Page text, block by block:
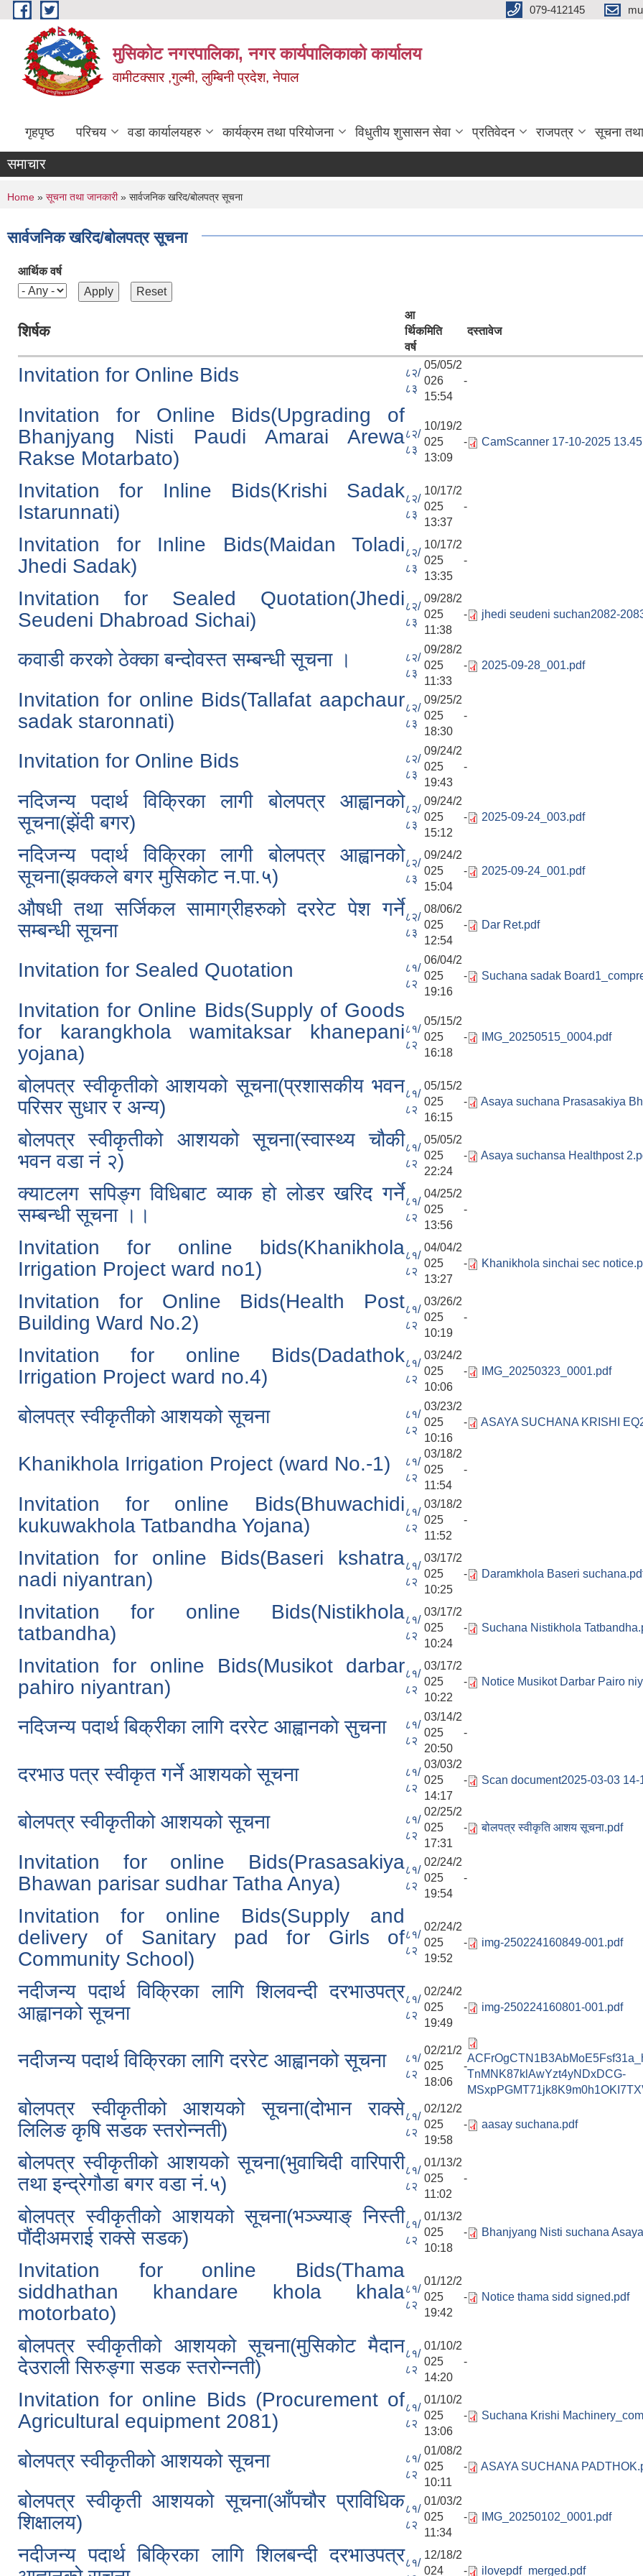
Skip to main content 079-412145
मुसिकोट नगरपालिका, नगर कार्यपालिकाकाे कार्यालय
वामीटक्सार ,गुल्मी, लुम्बिनी प्रदेश, नेपाल
गृहपृष्ठ परिचय वडा कार्यालयहरु कार्यक्रम तथा परियोजना विधुतीय शुसासन सेवा प्रतिवेदन राजपत्र सूचना
समाचार
You are here
Home » सूचना तथा जानकारी» सार्वजनिक खरिद/बोलपत्र सूचना
सार्वजनिक खरिद/बोलपत्र सूचना
आर्थिक वर्ष
शिर्षक
आ
र्थिक
वर्ष
मिति दस्तावेज
Invitation for Online Bids
८२/
८३
05/05/2
026 -
15:54
Invitation for Online Bids(Upgrading of
Bhanjyang Nisti Paudi Amarai Arewa
Rakse Motarbato)
८२/
८३
10/19/2
025 -
13:09
CamScanner 17-10-2025
Invitation for Inline Bids(Krishi Sadak
Istarunnati)
८२/
८३
10/17/2
025 -
13:37
Invitation for Inline Bids(Maidan Toladi
Jhedi Sadak)
८२/
८३
10/17/2
025 -
13:35
Invitation for Sealed Quotation(Jhedi
Seudeni Dhabroad Sichai)
८२/
८३
09/28/2
025 -
11:38
jhedi seudeni suchan2082-
कवाडी करको ठेक्का बन्दोवस्त सम्बन्धी सूचना ।
८२/
८३
09/28/2
025 -
11:33
2025-09-28_001.pdf
Invitation for online Bids(Tallafat aapchaur
sadak staronnati)
८२/
८३
09/25/2
025 -
18:30
Invitation for Online Bids
८२/
८३
09/24/2
025 -
19:43
नदिजन्य पदार्थ विक्रिका लागी बोलपत्र आह्वानको
सूचना(झेंदी बगर)
८२/
८३
09/24/2
025 -
15:12
2025-09-24_003.pdf
नदिजन्य पदार्थ विक्रिका लागी बोलपत्र आह्वानको
सूचना(झक्कले बगर मुसिकोट न.पा.५)
८२/
८३
09/24/2
025 -
15:04
2025-09-24_001.pdf
‌औषधी तथा सर्जिकल सामाग्रीहरुको दररेट पेश गर्ने
सम्बन्धी सूचना
८२/
८३
08/06/2
025 -
12:54
Dar Ret.pdf
Invitation for Sealed Quotation
८१/
८२
06/04/2
025 -
19:16
Suchana sadak
Invitation for Online Bids(Supply of Goods
for karangkhola wamitaksar khanepani
yojana)
८१/
८२
05/15/2
025 -
16:18
IMG_20250515_0004.pdf
बोलपत्र स्वीकृतीको आशयको सूचना(प्रशासकीय भवन
परिसर सुधार र अन्य)
८१/
८२
05/15/2
025 -
16:15
Asaya suchana Prasasakiya
बोलपत्र स्वीकृतीको आशयको सूचना(स्वास्थ्य चौकी
भवन वडा नं २)
८१/
८२
05/05/2
025 -
22:24
Asaya suchansa Healthpost
क्याटलग सपिङ्ग विधिबाट व्याक हो लोडर खरिद गर्ने
सम्बन्धी सूचना ।।
८१/
८२
04/25/2
025 -
13:56
Invitation for online bids(Khanikhola
Irrigation Project ward no1)
८१/
८२
04/04/2
025 -
13:27
Khanikhola sinchai sec
Invitation for Online Bids(Health Post
Building Ward No.2)
८१/
८२
03/26/2
025 -
10:19
Invitation for online Bids(Dadathok
Irrigation Project ward no.4)
८१/
८२
03/24/2
025 -
10:06
IMG_20250323_0001.pdf
बोलपत्र स्वीकृतीको आशयको सूचना
८१/
८२
03/23/2
025 -
10:16
ASAYA SUCHANA KRISHI
Khanikhola Irrigation Project (ward No.-1)
८१/
८२
03/18/2
025 -
11:54
Invitation for online Bids(Bhuwachidi
kukuwakhola Tatbandha Yojana)
८१/
८२
03/18/2
025 -
11:52
Invitation for online Bids(Baseri kshatra
nadi niyantran)
८१/
८२
03/17/2
025 -
10:25
Daramkhola Baseri
Invitation for online Bids(Nistikhola
tatbandha)
८१/
८२
03/17/2
025 -
10:24
Suchana Nistikhola
Invitation for online Bids(Musikot darbar
pahiro niyantran)
८१/
८२
03/17/2
025 -
10:22
Notice Musikot Darbar Pairo
नदिजन्य पदार्थ बिक्रीका लागि दररेट आह्वानकाे सुचना
८१/
८२
03/14/2
025 -
20:50
दरभाउ पत्र स्वीकृत गर्ने आशयको सूचना
८१/
८२
03/03/2
025 -
14:17
Scan document2025-03-03 14-
बोलपत्र स्वीकृतीको आशयको सूचना
८१/
८२
02/25/2
025 -
17:31
बोलपत्र स्वीकृति आशय सूचना.pdf
Invitation for online Bids(Prasasakiya
Bhawan parisar sudhar Tatha Anya)
८१/
८२
02/24/2
025 -
19:54
Invitation for online Bids(Supply and
delivery of Sanitary pad for Girls of
Community School)
८१/
८२
02/24/2
025 -
19:52
img-250224160849-001.pdf
नदीजन्य पदार्थ विक्रिका लागि शिलवन्दी दरभाउपत्र
आह्वानको सूचना
८१/
८२
02/24/2
025 -
19:49
img-250224160801-001.pdf
नदीजन्य पदार्थ विक्रिका लागि दररेट आह्वानको सूचना
८१/
८२
02/21/2
025 -
18:06
TnMNK87klAwYzt4yNDxDCG-
बोलपत्र स्वीकृतीको आशयको सूचना(दोभान राक्से
लिलिङ कृषि सडक स्तरोन्नती)
८१/
८२
02/12/2
025 -
19:58
aasay suchana.pdf
बोलपत्र स्वीकृतीको आशयको सूचना(भुवाचिदी वारिपारी
तथा इन्द्रेगौडा बगर वडा नं.५)
८१/
८२
01/13/2
025 -
11:02
बोलपत्र स्वीकृतीको आशयको सूचना(भञ्ज्याङ् निस्ती
पौंदीअमराई राक्से सडक)
८१/
८२
01/13/2
025 -
10:18
Bhanjyang Nisti suchana
Invitation for online Bids(Thama
siddhathan khandare khola khala
motorbato)
८१/
८२
01/12/2
025 -
19:42
Notice thama sidd signed.pdf
बोलपत्र स्वीकृतीको आशयको सूचना(मुसिकोट मैदान
देउराली सिरुङ्गा सडक स्तरोन्नती)
८१/
८२
01/10/2
025 -
14:20
Invitation for online Bids (Procurement of
Agricultural equipment 2081)
८१/
८२
01/10/2
025 -
13:06
Suchana Krishi
बोलपत्र स्वीकृतीको आशयको सूचना
८१/
८२
01/08/2
025 -
10:11
ASAYA SUCHANA
बोलपत्र स्वीकृती आशयको सूचना(आँपचौर प्राविधिक
शिक्षालय)
८१/
८२
01/03/2
025 -
11:34
IMG_20250102_0001.pdf
नदीजन्य पदार्थ बिक्रिका लागि शिलबन्दी दरभाउपत्र८१/
12/18/2
024 -
ilovepdf_merged.pdf